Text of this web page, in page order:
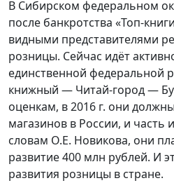
В Сибирском федеральном
после банкротства «Топ-
видными представителями
розницы. Сейчас идёт
единственной федеральной
книжный — Читай-город —
оценкам, в 2016 г. они
магазинов в России, и
словам О.Е. Новикова, они
развитие 400 млн рублей. И
развития розницы в стране.